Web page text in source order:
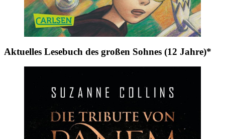
Aktuelles Lesebuch des großen Sohnes (12 Jahre)*